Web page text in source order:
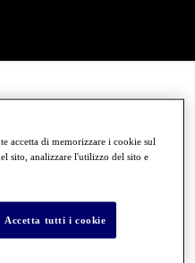
accetta di memorizzare i cookie sul
sito, analizzare l'utilizzo del sito e
Accetta tutti i cookie